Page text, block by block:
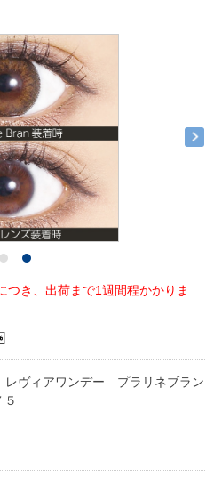
つき、出荷まで1週間程かかりま
レヴィアワンデー プラリネブラン